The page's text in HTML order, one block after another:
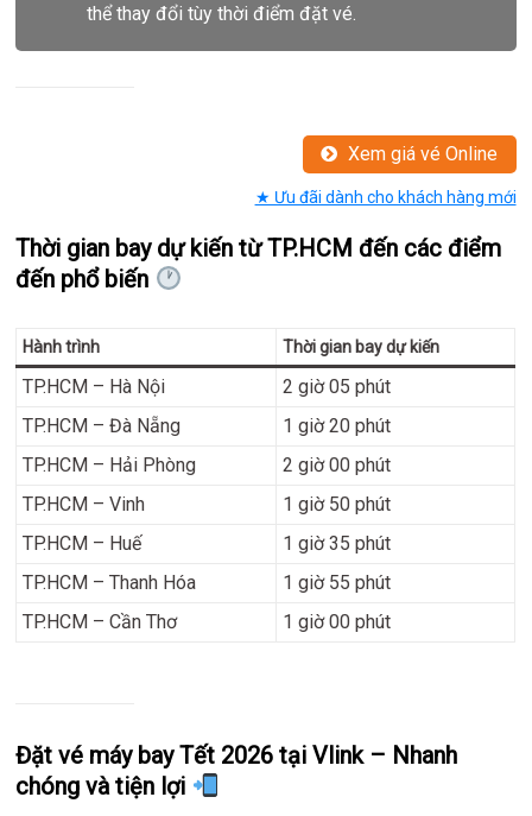
thể thay đổi tùy thời điểm đặt vé.
Xem giá vé Online
★ Ưu đãi dành cho khách hàng mới
Thời gian bay dự kiến từ TP.HCM đến các điểm
đến phổ biến
Hành trình Thời gian bay dự kiến
TP.HCM – Hà Nội
2 giờ 05 phút
TP.HCM – Đà Nẵng
1 giờ 20 phút
TP.HCM – Hải Phòng
2 giờ 00 phút
TP.HCM – Vinh
1 giờ 50 phút
TP.HCM – Huế
1 giờ 35 phút
TP.HCM – Thanh Hóa
1 giờ 55 phút
TP.HCM – Cần Thơ
1 giờ 00 phút
Đặt vé máy bay Tết 2026 tại Vlink – Nhanh
chóng và tiện lợi